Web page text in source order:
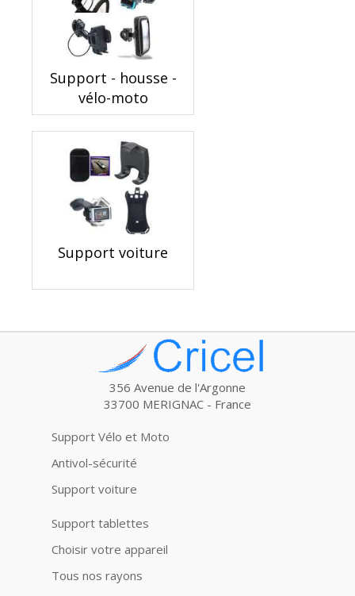
Support - housse -
vélo-moto
Support voiture
356 Avenue de l'Argonne
33700 MERIGNAC - France
Support Vélo et Moto
Antivol-sécurité
Support voiture
Support tablettes
Choisir votre appareil
Tous nos rayons